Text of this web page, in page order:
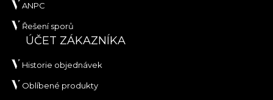
ANPC
Řešení sporů
ÚČET ZÁKAZNÍKA
Historie objednávek
Oblíbené produkty